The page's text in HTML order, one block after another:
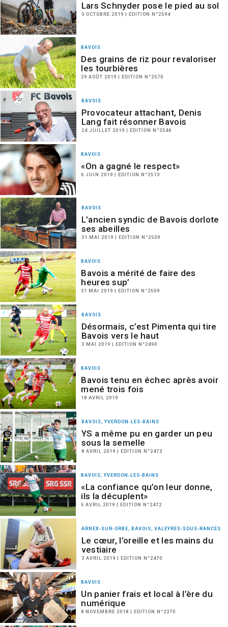
Lars Schnyder pose le pied au sol
3 OCTOBRE 2019 | EDITION N°2594
BAVOIS
Des grains de riz pour revaloriser
les tourbières
29 AOÛT 2019 | EDITION N°2570
BAVOIS
Provocateur attachant, Denis
Lang fait résonner Bavois
24 JUILLET 2019 | EDITION N°2546
BAVOIS
«On a gagné le respect»
6 JUIN 2019 | EDITION N°2513
BAVOIS
L’ancien syndic de Bavois dorlote
ses abeilles
31 MAI 2019 | EDITION N°2509
BAVOIS
Bavois a mérité de faire des
heures sup’
31 MAI 2019 | EDITION N°2509
BAVOIS
Désormais, c’est Pimenta qui tire
Bavois vers le haut
3 MAI 2019 | EDITION N°2490
BAVOIS
Bavois tenu en échec après avoir
mené trois fois
18 AVRIL 2019
BAVOIS, YVERDON-LES-BAINS
YS a même pu en garder un peu
sous la semelle
8 AVRIL 2019 | EDITION N°2473
BAVOIS, YVERDON-LES-BAINS
«La confiance qu’on leur donne,
ils la décuplent»
5 AVRIL 2019 | EDITION N°2472
ARNEX-SUR-ORBE, BAVOIS, VALEYRES-SOUS-RANCES
Le cœur, l’oreille et les mains du
vestiaire
3 AVRIL 2019 | EDITION N°2470
BAVOIS
Un panier frais et local à l’ère du
numérique
8 NOVEMBRE 2018 | EDITION N°2370